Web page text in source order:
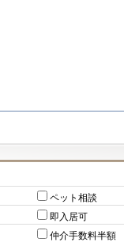
ペット相談
即入居可
仲介手数料半額